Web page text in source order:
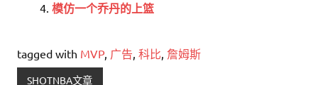
模仿一个乔丹的上篮
tagged with MVP, 广告, 科比, 詹姆斯
SHOTNBA文章